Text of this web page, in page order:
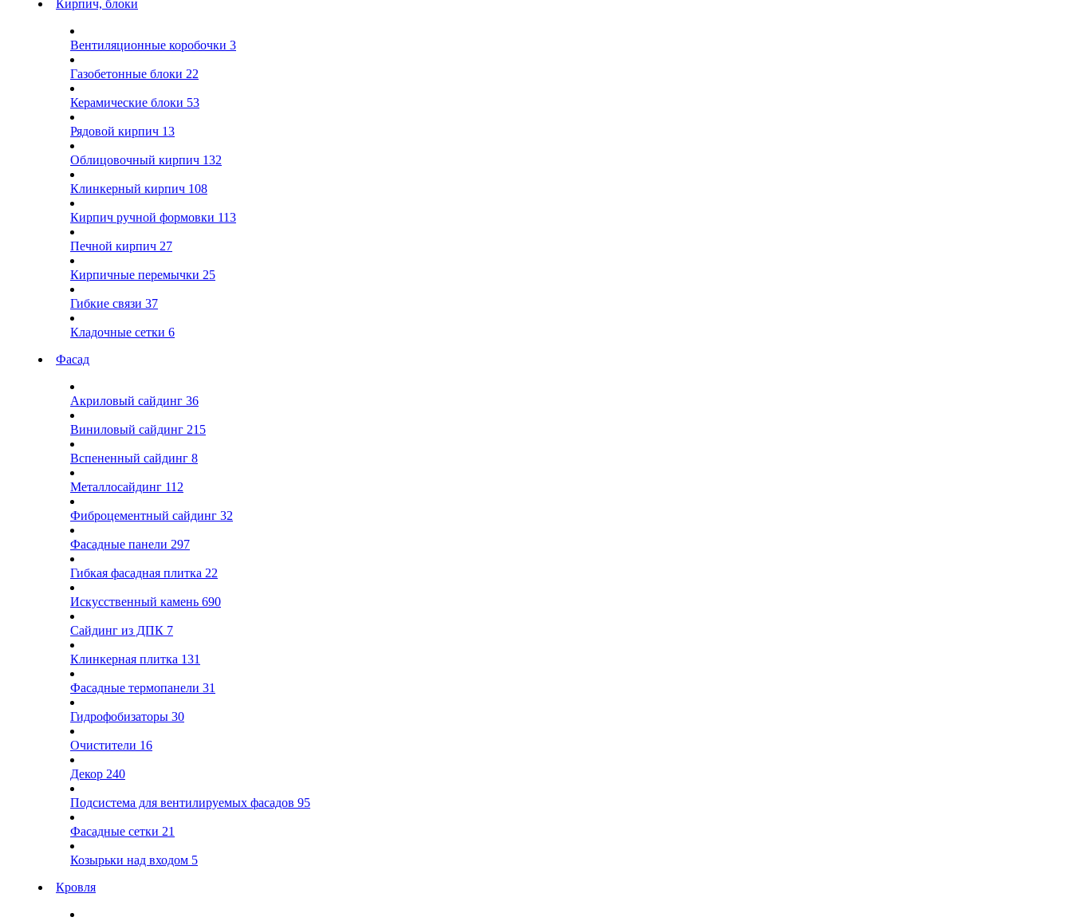
Кирпич, блоки
Вентиляционные коробочки 3
Газобетонные блоки 22
Керамические блоки 53
Рядовой кирпич 13
Облицовочный кирпич 132
Клинкерный кирпич 108
Кирпич ручной формовки 113
Печной кирпич 27
Кирпичные перемычки 25
Гибкие связи 37
Кладочные сетки 6
Фасад
Акриловый сайдинг 36
Виниловый сайдинг 215
Вспененный сайдинг 8
Металлосайдинг 112
Фиброцементный сайдинг 32
Фасадные панели 297
Гибкая фасадная плитка 22
Искусственный камень 690
Сайдинг из ДПК 7
Клинкерная плитка 131
Фасадные термопанели 31
Гидрофобизаторы 30
Очистители 16
Декор 240
Подсистема для вентилируемых фасадов 95
Фасадные сетки 21
Козырьки над входом 5
Кровля